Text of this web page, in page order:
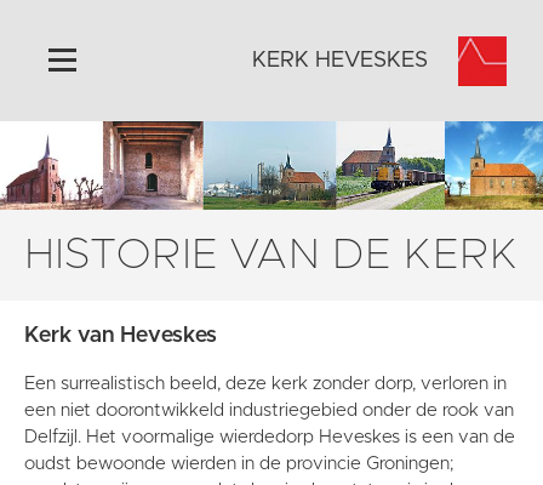
Home
Algemeen
Historie
Contact
Vaktaal
KERK HEVESKES
HISTORIE VAN DE KERK
Kerk van Heveskes
Een surrealistisch beeld, deze kerk zonder dorp, verloren in
een niet doorontwikkeld industriegebied onder de rook van
Delfzijl. Het voormalige wierdedorp Heveskes is een van de
oudst bewoonde wierden in de provincie Groningen;